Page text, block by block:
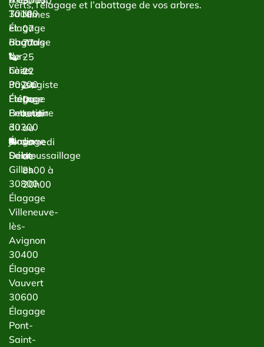
verts, l’élagage et l’abattage de vos arbres.
Taille
et
abattage
de
haies
Paysagiste
Étêtage
Entretien
du
jardin
Débroussaillage
30100
Élagage
Bagnols-
sur-
Cèze
30200
Élagage
Beaucaire
30300
Élagage
Saint-
Gilles
30800
Élagage
Villeneuve-
lès-
Avignon
30400
Élagage
Vauvert
30600
Élagage
Pont-
Saint-
Nîmes
07
77
25
22
24
Du
lundi
au
samedi
de
8h00 à
20h00